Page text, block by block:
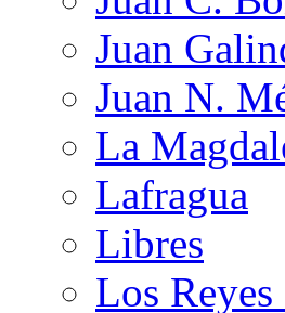
Juan
Juan N.
La
Lafragua
Libres
Los Reyes